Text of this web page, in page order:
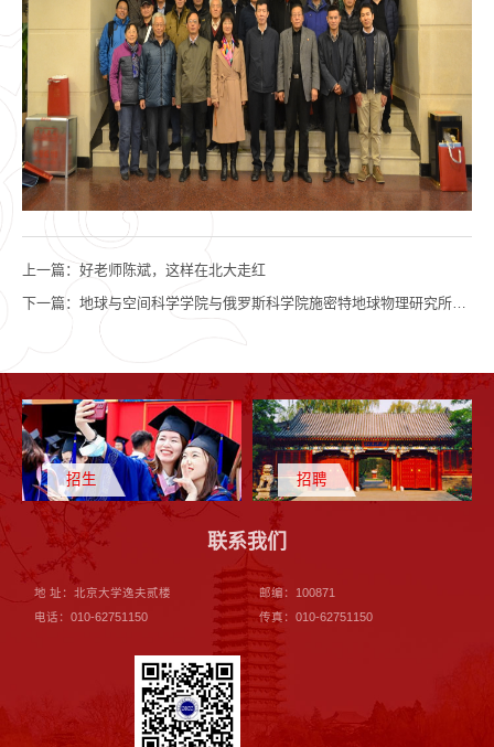
上一篇： 好老师陈斌，这样在北大走红
下一篇： 地球与空间科学学院与俄罗斯科学院施密特地球物理研究所签署学术合作备忘录
招生 招聘
联系我们
地 址：北京大学逸夫贰楼
邮编：100871
电话：010-62751150
传真：010-62751150